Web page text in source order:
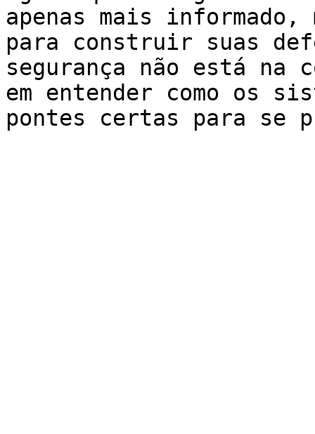
apenas mais informado,
para construir suas
segurança não está na
em entender como os
pontes certas para se